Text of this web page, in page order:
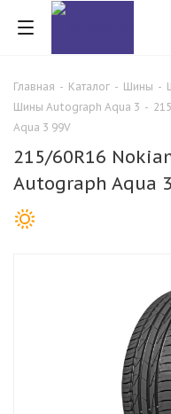
Главная - Каталог - Шины -
Шины Autograph Aqua 3 -
Aqua 3 99V
215/60R16
Autograph Aqua